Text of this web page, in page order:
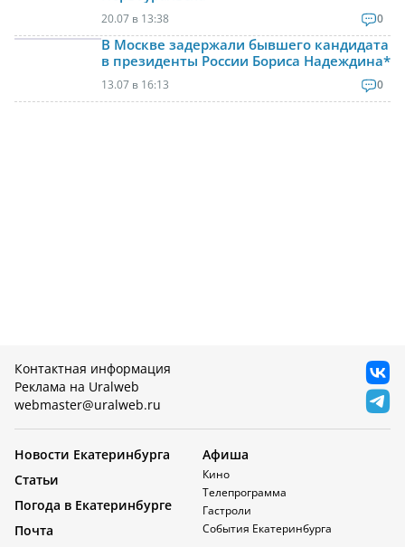
20.07 в 13:38 0
В Москве задержали бывшего кандидата
в президенты России Бориса Надеждина*
13.07 в 16:13 0
Контактная информация
Реклама на Uralweb
webmaster@uralweb.ru
Новости Екатеринбурга
Статьи
Погода в Екатеринбурге
Почта
Афиша
Кино
Телепрограмма
Гастроли
События Екатеринбурга